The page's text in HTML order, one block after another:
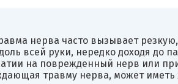
нерва часто вызывает
всей руки, нередко доходя до
на поврежденный нерв или
травму нерва, может